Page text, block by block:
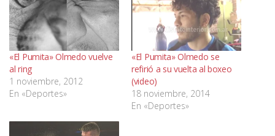
«El Pumita» Olmedo vuelve
al ring
1 noviembre, 2012
En «Deportes»
«El Pumita» Olmedo se
refirió a su vuelta al boxeo
(video)
18 noviembre, 2014
En «Deportes»